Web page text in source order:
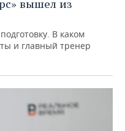
вышел из
В каком
и главный тренер